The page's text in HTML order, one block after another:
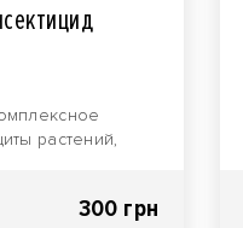
растений,
300 грн